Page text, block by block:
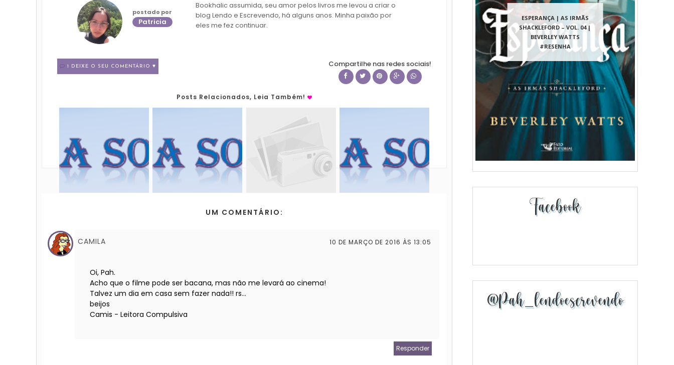
postado por
Patricia
Bookhalic assumida, seu amor pelos livros me levou a criar o
blog Lendo e Escrevendo, há alguns anos. Minha paixão por
eles me fez continuar.
1 DEIXE O SEU COMENTÁRIO ♥ Compartilhe nas redes sociais!
Posts Relacionados, Leia Também!
UM COMENTÁRIO:
CAMILA 10 DE MARÇO DE 2016 ÀS 13:05
Oi, Pah.
Acho que o filme pode ser bacana, mas não me levará ao cinema!
Talvez um dia em casa sem fazer nada!! rs...
beijos
Camis - Leitora Compulsiva
Responder
ESPERANÇA | AS IRMÃS
SHACKLEFORD – VOL. 04 |
BEVERLEY WATTS
#RESENHA
Facebook
@pah_lendoescrevendo